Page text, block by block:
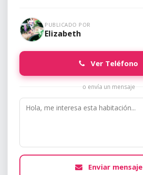
PUBLICADO POR
Elizabeth
Ver Teléfono
o envía un mensaje
Enviar mensaje